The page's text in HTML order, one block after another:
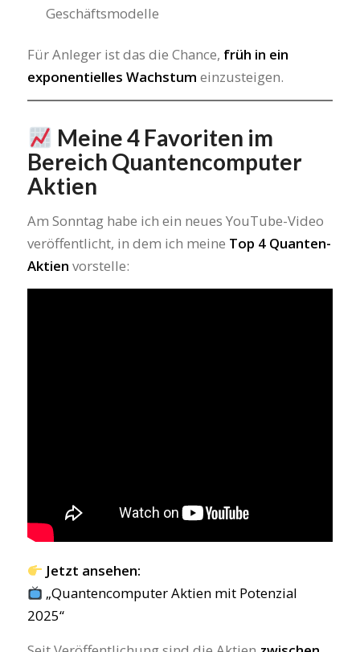
Geschäftsmodelle
Für Anleger ist das die Chance, früh in ein
exponentielles Wachstum einzusteigen.
Meine 4 Favoriten im
Bereich Quantencomputer
Aktien
Am Sonntag habe ich ein neues YouTube-Video
veröffentlicht, in dem ich meine Top 4 Quanten-
Aktien vorstelle:
Jetzt ansehen:
„Quantencomputer Aktien mit Potenzial
2025“